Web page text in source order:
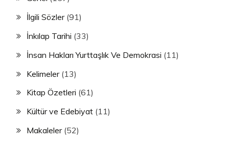
İlgili Sözler(91)
İnkılap Tarihi (33)
İnsan Hakları Yurttaşlık Ve Demokrasi (11)
Kelimeler(13)
Kitap Özetleri (61)
Kültür ve Edebiyat (11)
Makaleler(52)